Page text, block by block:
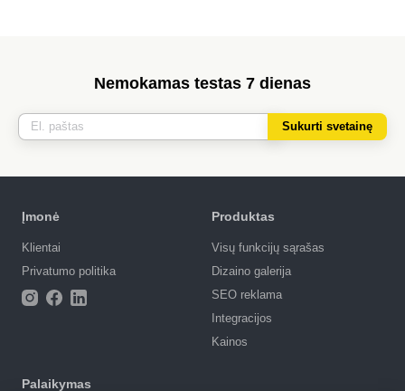
Nemokamas testas 7 dienas
Sukurti svetainę
Įmonė
Klientai
Privatumo politika
Produktas
Visų funkcijų sąrašas
Dizaino galerija
SEO reklama
Integracijos
Kainos
Palaikymas